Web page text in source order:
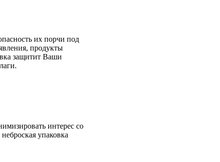
их порчи под
продукты
защитит Ваши
интерес со
упаковка